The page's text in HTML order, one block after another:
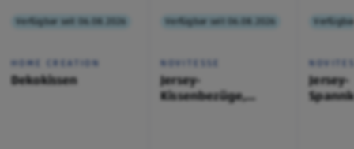
Verfügbar seit 06.08.2026
HOME CREATION
Dekokissen
Verfügbar seit 06.08.2026
NOVITESSE
Jersey-
Kissenbezüge,
Jersey-